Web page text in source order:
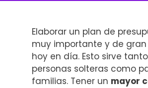
Elaborar un plan de
muy importante y de
hoy en día. Esto sirve
personas solteras como
familias. Tener un mayor